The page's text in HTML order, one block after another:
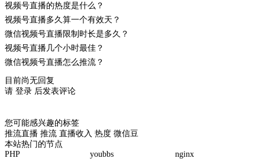
视频号直播的热度是什么？
视频号直播多久算一个有效天？
微信视频号直播限制时长是多久？
视频号直播几个小时最佳？
微信视频号直播怎么推流？
目前尚无回复
请 登录 后发表评论
您可能感兴趣的标签
推流直播 推流 直播收入 热度 微信豆
本站热门的节点
PHP
youbbs nginx